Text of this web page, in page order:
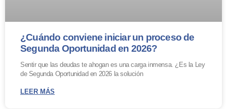
¿Cuándo conviene iniciar un proceso de
Segunda Oportunidad en 2026?
Sentir que las deudas te ahogan es una carga inmensa. ¿Es la Ley
de Segunda Oportunidad en 2026 la solución
LEER MÁS